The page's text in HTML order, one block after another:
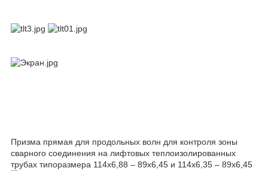
Призма прямая для продольных волн для контроля зоны
сварного соединения на лифтовых теплоизолированных
трубах типоразмера 114х6,88 – 89х6,45 и 114х6,35 – 89х6,45